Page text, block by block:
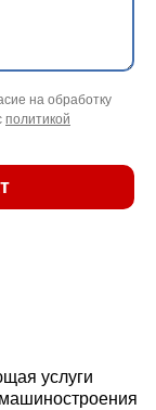
на обработку
политикой
услуги